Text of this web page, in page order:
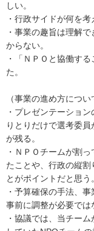
しい。
・行政サイドが何を
・事業の趣旨は理解
からない。
・「ＮＰＯと協働す
た。
（事業の進め方につい
・プレゼンテーショ
りとりだけで選考委
が残る。
・ＮＰＯチームが割
たことや、行政の縦割
とがポイントだと思う。
・予算確保の手法、
事前に調整が必要では
・協議では、当チー